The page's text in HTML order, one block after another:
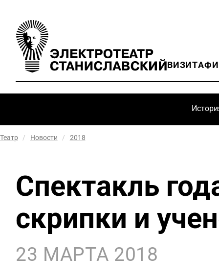
ВИЗИТ
Театр / Новости / 2018
Спектакль
скрипки и
23 МАРТА 2018